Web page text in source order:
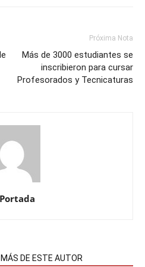
Próxima Nota
Más de 3000 estudiantes se
inscribieron para cursar
Profesorados y Tecnicaturas
MÁS DE ESTE AUTOR